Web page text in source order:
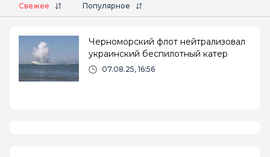
Свежее Популярное
Черноморский флот нейтрализовал
украинский беспилотный катер
07.08.25, 16:56